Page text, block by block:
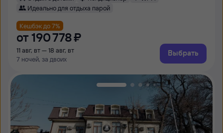
Идеально для отдыха парой
Кешбэк до 7%
от 190 ⁠778 ⁠₽
11 авг, вт — 18 авг, вт
7 ночей, за двоих
Выбрать